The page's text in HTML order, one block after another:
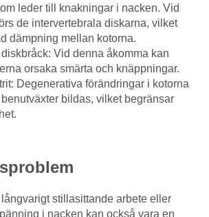
leder till knakningar i nacken. Vid
de intervertebrala diskarna, vilket
dämpning mellan kotorna.
diskbråck: Vid denna åkomma kan
orsaka smärta och knäppningar.
Degenerativa förändringar i kotorna
bildas, vilket begränsar
stillasittande arbete eller
i nacken kan också vara en